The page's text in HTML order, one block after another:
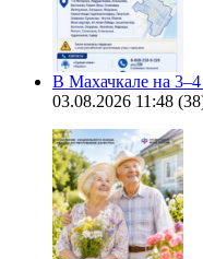
В Махачкале на
03.08.2026 11:48